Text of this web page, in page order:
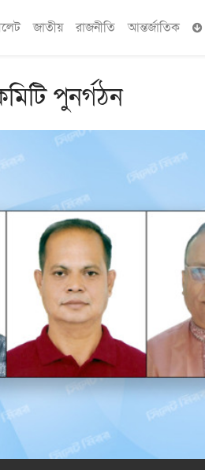
জাতীয় রাজনীতি আন্তর্জাতিক
পুনর্গঠন